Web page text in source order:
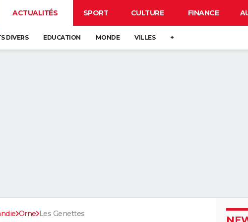
ACTUALITÉS SPORT CULTURE FINANCE
DIVERS EDUCATION MONDE VILLES +
Orne Les Genettes